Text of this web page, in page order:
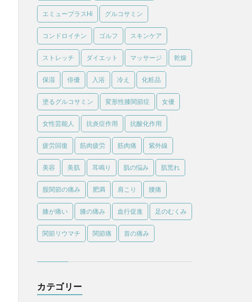
エミュープラスHi グルコサミン
コンドロイチン ゴルフ スキンケア
ストレッチ ダイエット マッサージ 乾燥
保湿 俳優 入浴 冷え 化粧品
塗るグルコサミン 変形性膝関節症 女優
女性芸能人 抗炎症作用 抗酸化作用
疲労回復 筋肉疲労 筋肉痛 紫外線
美容 美肌 耳鳴り 肌の悩み 肌荒れ
股関節の痛み 肥満 肩こり 腰痛
膝が痛い 膝の痛み 血行促進 足のむくみ
関節リウマチ 関節痛 首の痛み
カテゴリー